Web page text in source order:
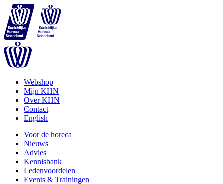
Webshop
Mijn KHN
Over KHN
Contact
English
Voor de horeca
Nieuws
Advies
Kennisbank
Ledenvoordelen
Events & Trainingen